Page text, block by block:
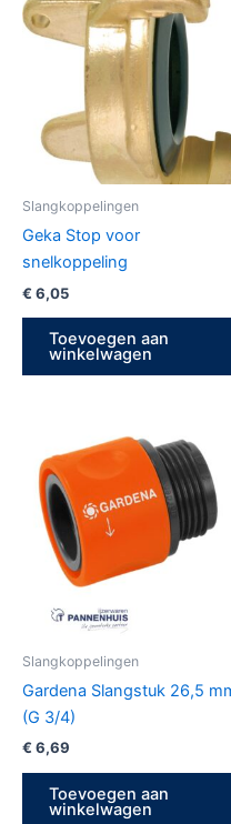
Slangkoppelingen
Geka Stop voor
snelkoppeling
€ 6,05
Toevoegen aan
winkelwagen
Slangkoppelingen
Gardena Slangstuk 26,5
(G 3/4)
€ 6,69
Toevoegen aan
winkelwagen